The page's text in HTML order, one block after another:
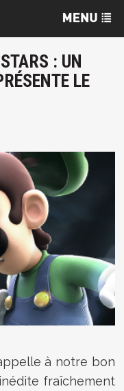
: UN
LE
à notre bon
fraîchement